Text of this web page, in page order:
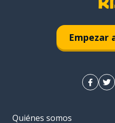
Empezar
Quiénes somos